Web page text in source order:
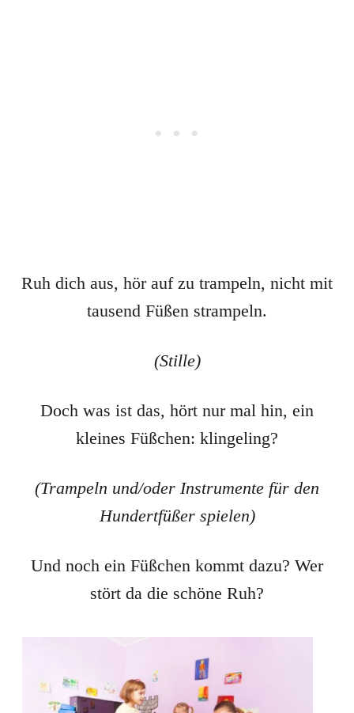
Ruh dich aus, hör auf zu trampeln, nicht mit
tausend Füßen strampeln.
(Stille)
Doch was ist das, hört nur mal hin, ein
kleines Füßchen: klingeling?
(Trampeln und/oder Instrumente für den
Hundertfüßer spielen)
Und noch ein Füßchen kommt dazu? Wer
stört da die schöne Ruh?